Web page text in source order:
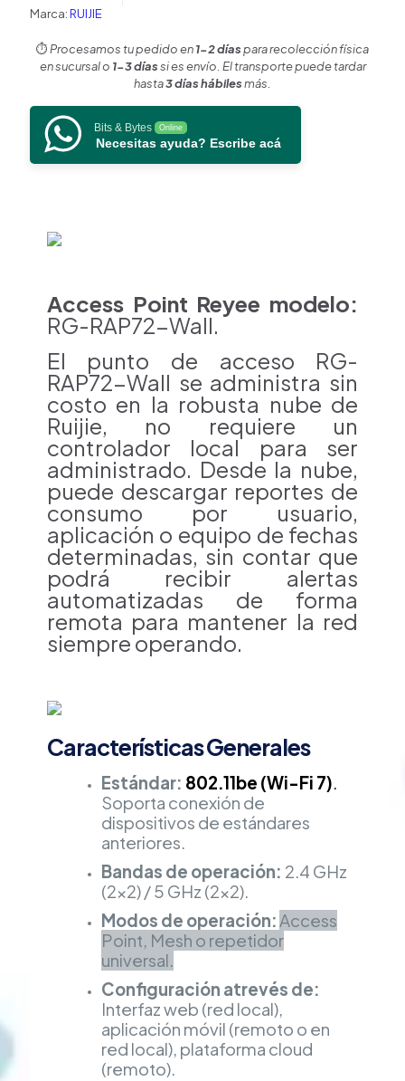
interior
pared,
hasta
ideal
para
Hotelería
u
Marca:RUIJIE
⏱️Procesamos tu pedido en1-2 díaspara recolección física
en sucursal o 1-3 díassi es envío. El transporte puede tardar
hasta3 días hábilesmás.
Bits & Bytes Online
Necesitas ayuda? Escribe acá
Access Point Reyee modelo:
RG-RAP72-Wall.
El punto de acceso RG-
RAP72-Wall se administra sin
costo en la robusta nube de
Ruijie, no requiere un
controlador local para ser
administrado. Desde la nube,
puede descargar reportes de
consumo por usuario,
aplicación o equipo de fechas
determinadas, sin contar que
podrá recibir alertas
automatizadas de forma
remota para mantener la red
siempre operando.
Características Generales
Estándar: 802.11be (Wi-Fi 7).
Soporta conexión de
dispositivos de estándares
anteriores.
Bandas de operación: 2.4 GHz
(2×2) / 5 GHz (2×2).
Modos de operación: Access
Point, Mesh o repetidor
universal.
Configuración atrevés de:
Interfaz web (red local),
aplicación móvil (remoto o en
red local), plataforma cloud
(remoto).